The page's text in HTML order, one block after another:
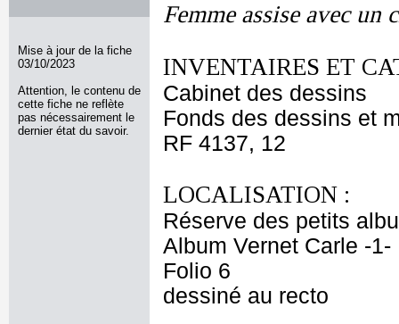
Mise à jour de la fiche
03/10/2023
Attention, le contenu de
cette fiche ne reflète
pas nécessairement le
dernier état du savoir.
Femme assise avec un
INVENTAIRES ET
Cabinet des dessins
Fonds des dessins et
RF 4137, 12
LOCALISATION :
Réserve des petits
Album Vernet Carle -1-
Folio 6
dessiné au recto